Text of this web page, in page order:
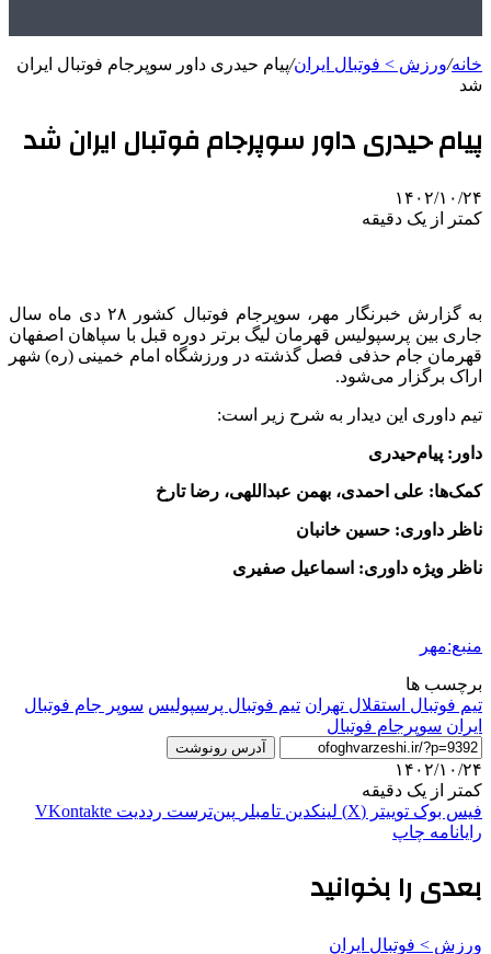
خانه/ورزش > فوتبال ایران/پیام حیدری داور سوپرجام فوتبال ایران
شد
پیام حیدری داور سوپرجام فوتبال ایران شد
۱۴۰۲/۱۰/۲۴
کمتر از یک دقیقه
به گزارش خبرنگار مهر، سوپرجام فوتبال کشور ۲۸ دی ماه سال
جاری بین پرسپولیس قهرمان لیگ برتر دوره قبل با سپاهان اصفهان
قهرمان جام حذفی فصل گذشته در ورزشگاه امام خمینی (ره) شهر
اراک برگزار می‌شود.
تیم داوری این دیدار به شرح زیر است:
داور: پیام‌حیدری
کمک‌ها: علی احمدی، بهمن عبداللهی، رضا تارخ
ناظر داوری: حسین خانبان
ناظر ویژه داوری: اسماعیل صفیری
منبع:مهر
برچسب ها
تیم فوتبال استقلال تهران تیم فوتبال پرسپولیس سوپر جام فوتبال
ایران سوپرجام فوتبال
آدرس رونوشت
۱۴۰۲/۱۰/۲۴
کمتر از یک دقیقه
فیس بوک توییتر (X) لینکدین ‫تامبلر ‫پین‌ترست ‫رددیت ‫VKontakte
رایانامه چاپ
بعدی را بخوانید
ورزش > فوتبال ایران